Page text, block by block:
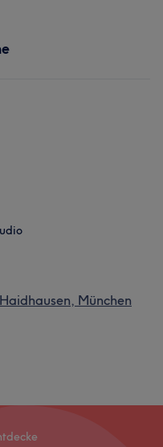
München